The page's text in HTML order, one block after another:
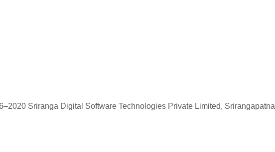
Sriranga Digital Software Technologies Private Limited,